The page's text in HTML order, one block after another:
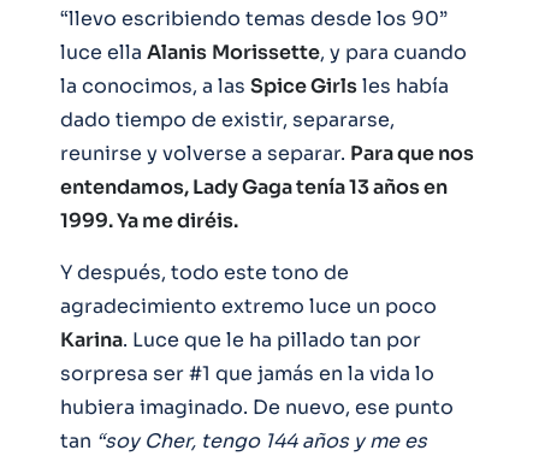
“llevo escribiendo temas desde los 90”
luce ella Alanis Morissette, y para cuando
la conocimos, a las Spice Girlsles había
dado tiempo de existir, separarse,
reunirse y volverse a separar. Para que nos
entendamos, Lady Gaga tenía 13 años en
1999. Ya me diréis.
Y después, todo este tono de
agradecimiento extremo luce un poco
Karina. Luce que le ha pillado tan por
sorpresa ser #1 que jamás en la vida lo
hubiera imaginado. De nuevo, ese punto
tan “soy Cher, tengo 144 años y me es